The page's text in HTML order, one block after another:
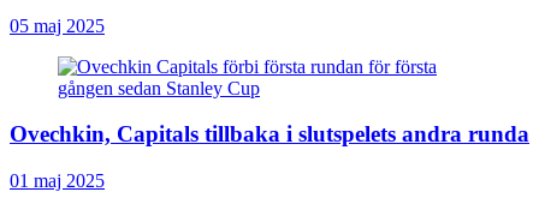
05 maj 2025
Ovechkin, Capitals tillbaka i slutspelets andra runda
01 maj 2025